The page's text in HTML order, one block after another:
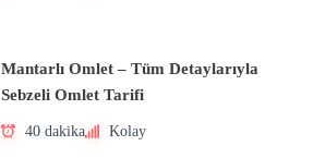
Mantarlı Omlet – Tüm Detaylarıyla
Sebzeli Omlet Tarifi
40 dakika Kolay